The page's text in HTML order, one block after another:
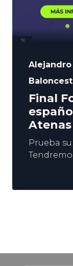
Alejandro
Final
Atenas
Prueba
de la
unido al
pone a
echamos